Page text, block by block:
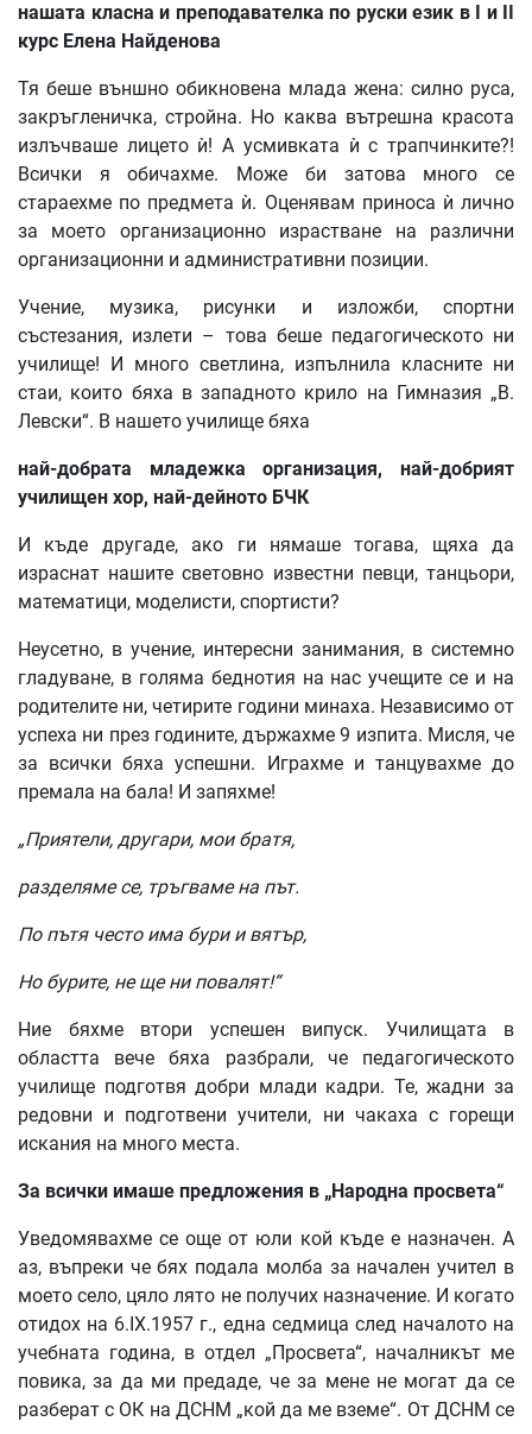
нашата класна и преподавателка по руски език вI иII
курс Елена Найденова
Тя беше външно обикновена млада жена: силно руса,
закръгленичка, стройна. Но каква вътрешна красота
излъчваше лицето ѝ! А усмивката ѝ с трапчинките?!
Всички я обичахме. Може би затова много се
стараехме по предмета ѝ. Оценявам приноса ѝ лично
за моето организационно израстване на различни
организационни и административни позиции.
Учение, музика, рисунки и изложби, спортни
състезания, излети – това беше педагогическото ни
училище! И много светлина, изпълнила класните ни
стаи, които бяха в западното крило на Гимназия „В.
Левски“. В нашето училище бяха
най-добрата младежка организация,най-добрият
училищен хор, най-дейното БЧК
И къде другаде, ако ги нямаше тогава, щяха да
израснат нашите световно известни певци, танцьори,
математици, моделисти, спортисти?
Неусетно, в учение, интересни занимания, в системно
гладуване, в голяма беднотия на нас учещите се и на
родителите ни, четирите години минаха. Независимо от
успеха ни през годините, държахме 9 изпита. Мисля, че
за всички бяха успешни. Играхме и танцувахме до
премала на бала! И запяхме!
„Приятели, другари, мои братя,
разделяме се, тръгваме на път.
По пътя често има бури и вятър,
Но бурите, не ще ни повалят!“
Ние бяхме втори успешен випуск. Училищата в
областта вече бяха разбрали, че педагогическото
училище подготвя добри млади кадри. Те, жадни за
редовни и подготвени учители, ни чакаха с горещи
искания на много места.
За всички имаше предложения в „Народна просвета“
Уведомявахме се още от юли кой къде е назначен. А
аз, въпреки че бях подала молба за начален учител в
моето село, цяло лято не получих назначение. И когато
отидох на 6.IX.1957 г., една седмица след началото на
учебната година, в отдел „Просвета“, началникът ме
повика, за да ми предаде, че за мене не могат да се
разберат с ОК на ДСНМ „кой да ме вземе“. От ДСНМ се